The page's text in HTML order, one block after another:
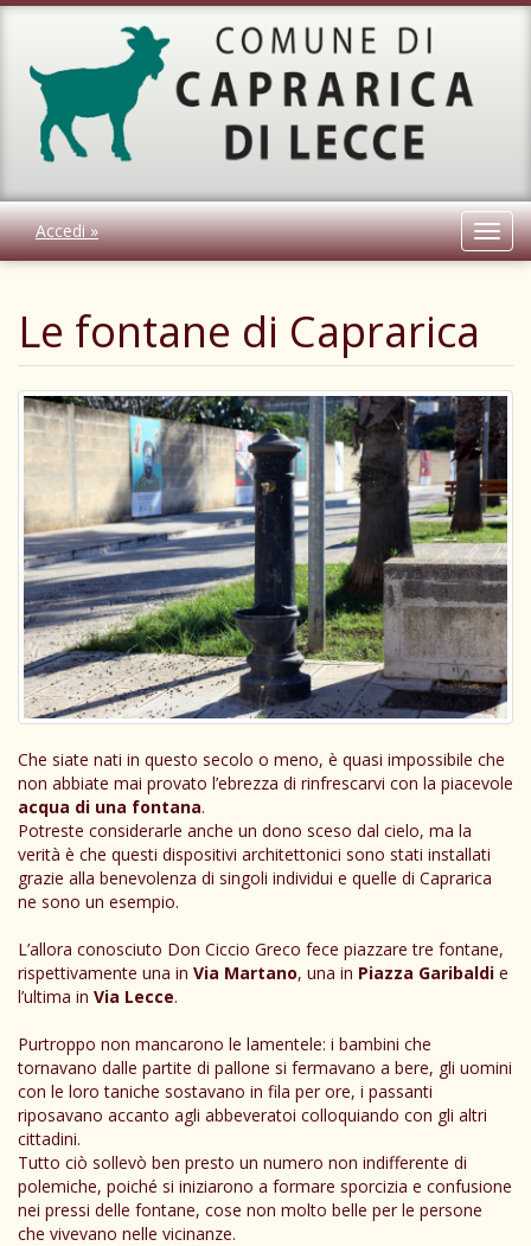
Accedi »
Le fontane di Caprarica
Che siate nati in questo secolo o meno, è quasi impossibile che
non abbiate mai provato l’ebrezza di rinfrescarvi con la piacevole
acqua di una fontana.
Potreste considerarle anche un dono sceso dal cielo, ma la
verità è che questi dispositivi architettonici sono stati installati
grazie alla benevolenza di singoli individui e quelle di Caprarica
ne sono un esempio.
L’allora conosciuto Don Ciccio Greco fece piazzare tre fontane,
rispettivamente una in Via Martano, una in Piazza Garibaldi e
l’ultima in Via Lecce.
Purtroppo non mancarono le lamentele: i bambini che
tornavano dalle partite di pallone si fermavano a bere, gli uomini
con le loro taniche sostavano in fila per ore, i passanti
riposavano accanto agli abbeveratoi colloquiando con gli altri
cittadini.
Tutto ciò sollevò ben presto un numero non indifferente di
polemiche, poiché si iniziarono a formare sporcizia e confusione
nei pressi delle fontane, cose non molto belle per le persone
che vivevano nelle vicinanze.